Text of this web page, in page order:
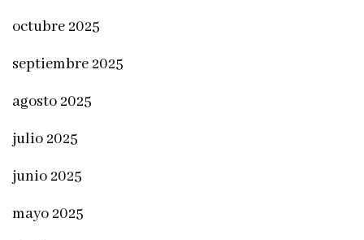
octubre 2025
septiembre 2025
agosto 2025
julio 2025
junio 2025
mayo 2025